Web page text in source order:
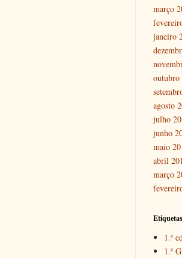
março
janeiro
outubro
agosto
julho
junho
maio
abril
março
Etiquetas
1.ª
1.ª